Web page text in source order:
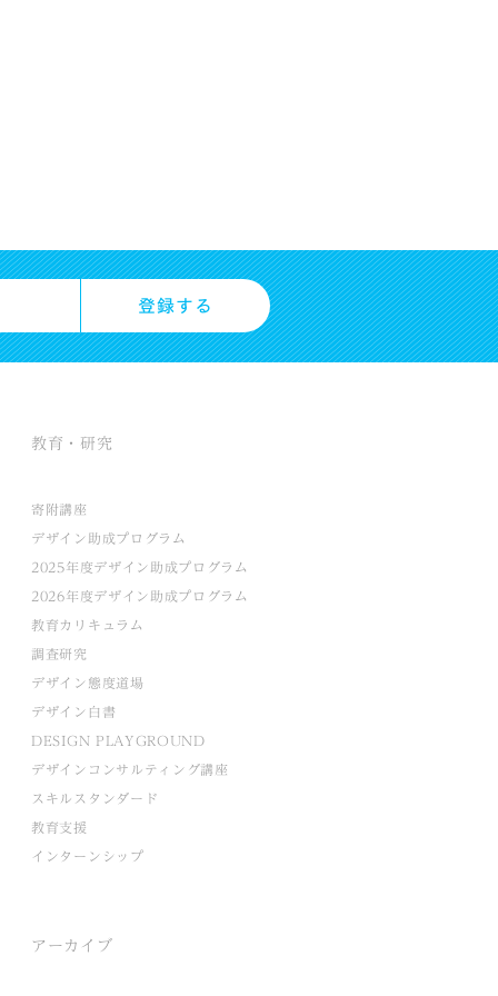
教育・研究
寄附講座
デザイン助成プログラム
2025年度デザイン助成プログラム
2026年度デザイン助成プログラム
教育カリキュラム
調査研究
デザイン態度道場
デザイン白書
DESIGN PLAYGROUND
デザインコンサルティング講座
スキルスタンダード
教育支援
インターンシップ
アーカイブ